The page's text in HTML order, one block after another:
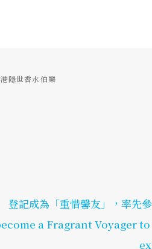
隱世香水伯樂
登記成為「重惜馨友」，率先
a Fragrant Voyager